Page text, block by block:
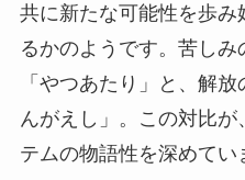
共に新たな可能性を歩
るかのようです。苦し
「やつあたり」と、解
んがえし」。この対比
テムの物語性を深めてい